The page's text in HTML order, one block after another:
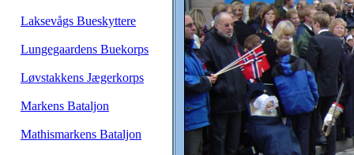
Laksevågs Bueskyttere
Lungegaardens Buekorps
Løvstakkens Jægerkorps
Markens Bataljon
Mathismarkens Bataljon